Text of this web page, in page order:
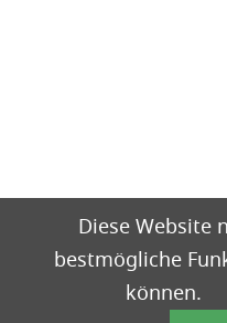
Diese Website
bestmögliche
können.